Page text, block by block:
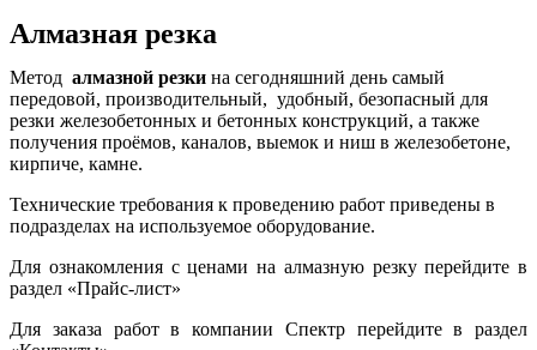
Алмазная резка
Метод алмазной резки на сегодняшний день самый
передовой, производительный, удобный, безопасный для
резки железобетонных и бетонных конструкций, а также
получения проёмов, каналов, выемок и ниш в железобетоне,
кирпиче, камне.
Технические требования к проведению работ приведены в
подразделах на используемое оборудование.
Для ознакомления с ценами на алмазную резку перейдите в
раздел «Прайс-лист»
Для заказа работ в компании Спектр перейдите в раздел